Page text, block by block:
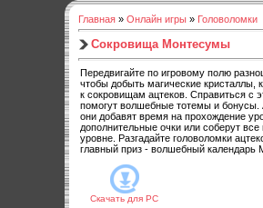
Главная » Онлайн игры » Головоломки
Сокровища Монтесумы
Передвигайте по игровому полю
чтобы добыть магические кристаллы,
к сокровищам ацтеков. Справиться с
помогут волшебные тотемы и бонусы.
они добавят время на прохождение
дополнительные очки или соберут все
уровне. Разгадайте головоломки
главный приз - волшебный календарь
Скачать для PC